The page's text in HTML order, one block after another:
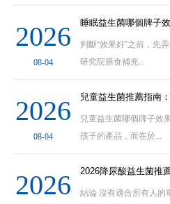
2026
08-04
判斷“效果好”之前，先
研究院膳食補充...
2026
08-04
兒童益生菌哪個牌子效
孩子的產品，而在於...
2026
結論 沒有適合所有人的